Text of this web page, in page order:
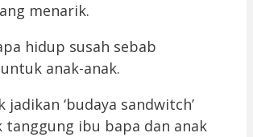
menarik.
hidup susah sebab
anak-anak.
jadikan ‘budaya sandwitch’
tanggung ibu bapa dan anak